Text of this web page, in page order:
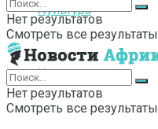
Культура
Интернет
Нет результатов
Смотреть все результаты
Нет результатов
Смотреть все результаты